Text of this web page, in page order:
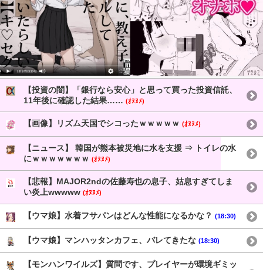
【投資の闇】「銀行なら安心」と思って買った投資信託、
11年後に確認した結果…… (ｵﾇﾇﾒ)
【画像】リズム天国でシコったｗｗｗｗｗ (ｵﾇﾇﾒ)
【ニュース】 韓国が熊本被災地に水を支援 ⇒ トイレの水
にｗｗｗｗｗｗｗ (ｵﾇﾇﾒ)
【悲報】MAJOR2ndの佐藤寿也の息子、姑息すぎてしま
い炎上wwwww (ｵﾇﾇﾒ)
【ウマ娘】水着フサパンはどんな性能になるかな？ (18:30)
【ウマ娘】マンハッタンカフェ、バレてきたな (18:30)
【モンハンワイルズ】質問です、プレイヤーが環境ギミッ